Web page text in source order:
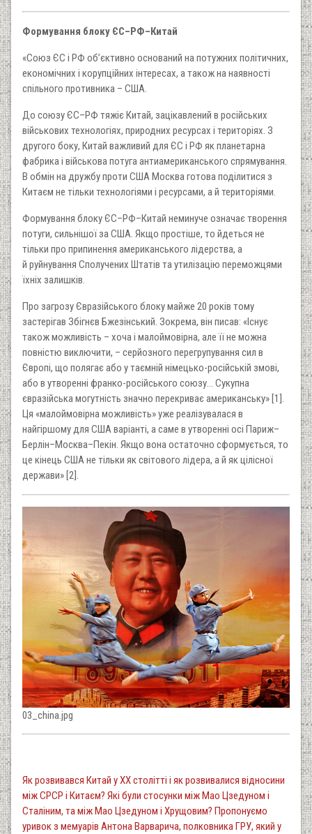
Формування блоку ЄС–РФ–Китай
«Союз ЄС і РФ об’єктивно оснований на потужних політичних,
економічних і корупційних інтересах, а також на наявності
спільного противника – США.
До союзу ЄС–РФ тяжіє Китай, зацікавлений в російських
військових технологіях, природних ресурсах і територіях. З
другого боку, Китай важливий для ЄС і РФ як планетарна
фабрика і військова потуга антиамериканського спрямування.
В обмін на дружбу проти США Москва готова поділитися з
Китаєм не тільки технологіями і ресурсами, а й територіями.
Формування блоку ЄС–РФ–Китай неминуче означає творення
потуги, сильнішої за США. Якщо простіше, то йдеться не
тільки про припинення американського лідерства, а
й руйнування Сполучених Штатів та утилізацію переможцями
їхніх залишків.
Про загрозу Євразійського блоку майже 20 років тому
застерігав Збігнєв Бжезінський. Зокрема, він писав: «Існує
також можливість – хоча і малоймовірна, але її не можна
повністю виключити, – серйозного перегрупування сил в
Європі, що полягає або у таємній німецько-російській змові,
або в утворенні франко-російського союзу... Сукупна
євразійська могутність значно перекриває американську» [1].
Ця «малоймовірна можливість» уже реалізувалася в
найгіршому для США варіанті, а саме в утворенні осі Париж–
Берлін–Москва–Пекін. Якщо вона остаточно сформується, то
це кінець США не тільки як світового лідера, а й як цілісної
держави» [2].
03_china.jpg
Як розвивався Китай у ХХ столітті і як розвивалися відносини
між СРСР і Китаєм? Які були стосунки між Мао Цзедуном і
Сталіним, та між Мао Цзедуном і Хрущовим? Пропонуємо
уривок з мемуарів Антона Варварича, полковника ГРУ, який у